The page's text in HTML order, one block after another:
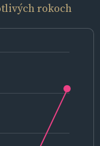
rokoch